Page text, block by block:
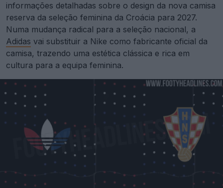
informações detalhadas sobre o design da nova camisa
reserva da seleção feminina da Croácia para 2027.
Numa mudança radical para a seleção nacional, a
Adidas vai substituir a Nike como fabricante oficial da
camisa, trazendo uma estética clássica e rica em
cultura para a equipa feminina.